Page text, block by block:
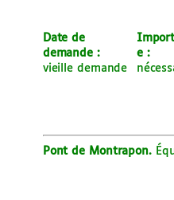
Date de
demande :
vieille demande
e :
Pont de Montrapon.